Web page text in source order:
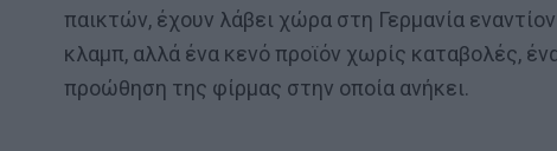
παικτών, έχουν λάβει χώρα στη Γερμανία
κλαμπ, αλλά ένα κενό προϊόν χωρίς καταβολές,
προώθηση της φίρμας στην οποία ανήκει.